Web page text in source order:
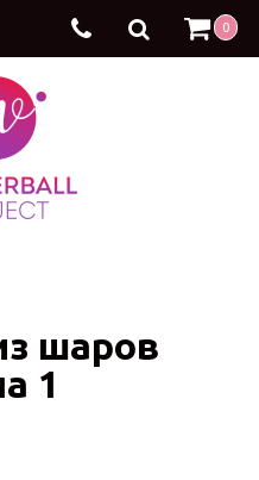
0
шаров
1